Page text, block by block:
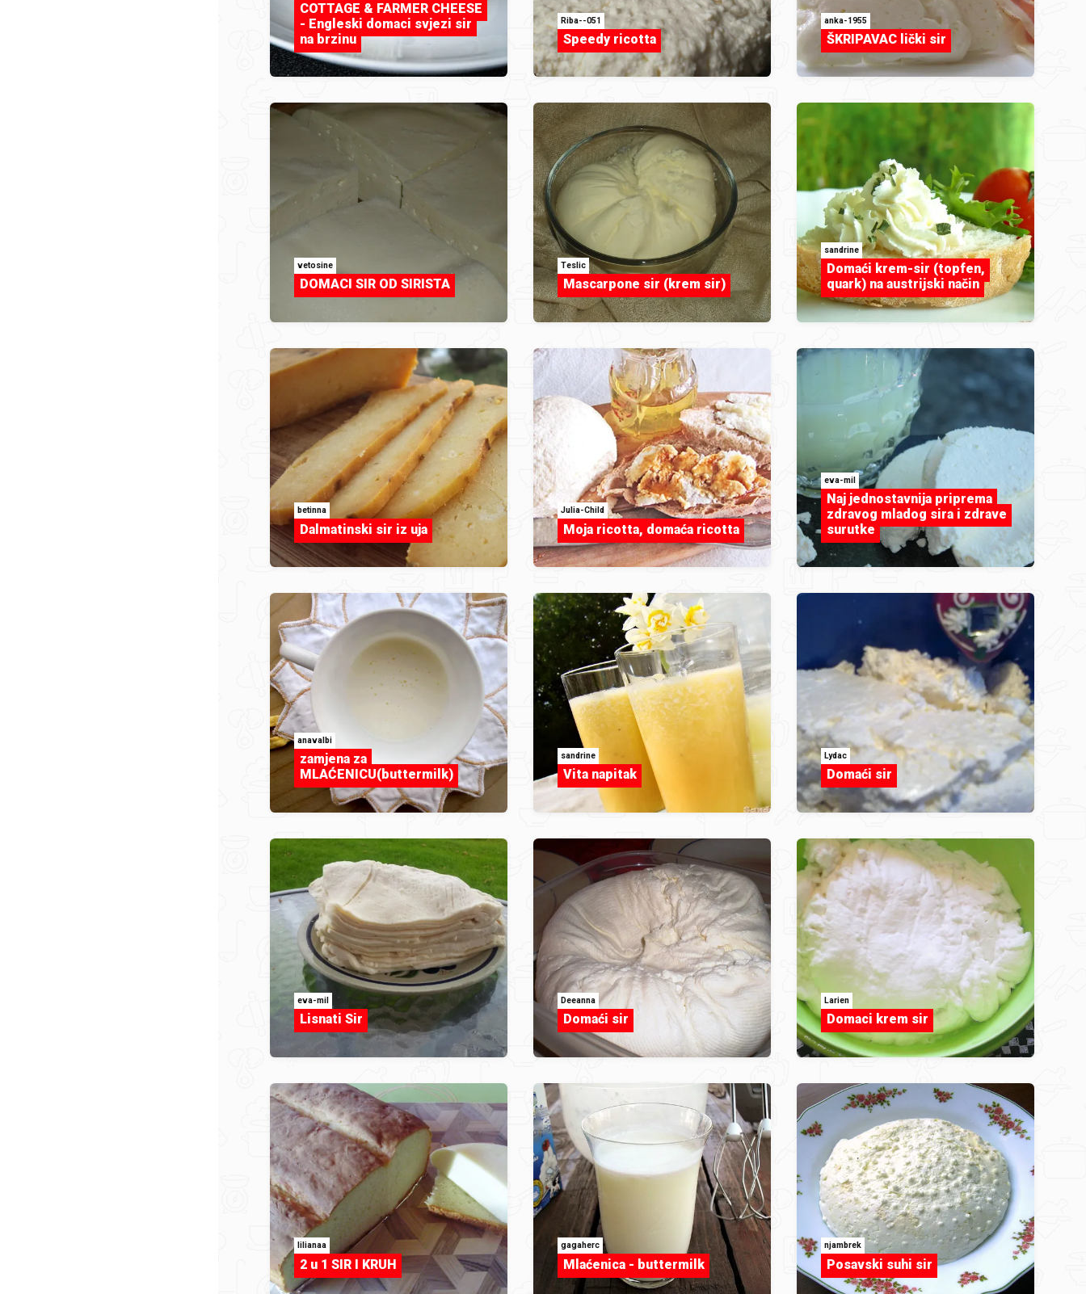
COTTAGE & FARMER CHEESE
- Engleski domaci svjezi sir
na brzinu
Riba--051
Speedy ricotta
anka-1955
ŠKRIPAVAC lički sir
vetosine
DOMACI SIR OD SIRISTA
Teslic
Mascarpone sir (krem sir)
sandrine
Domaći krem-sir (topfen,
quark) na austrijski način
betinna
Dalmatinski sir iz uja
Julia-Child
Moja ricotta, domaća ricotta
eva-mil
Naj jednostavnija priprema
zdravog mladog sira i zdrave
surutke
anavalbi
zamjena za
MLAĆENICU(buttermilk)
sandrine
Vita napitak
Lydac
Domaći sir
eva-mil
Lisnati Sir
Deeanna
Domaći sir
Larien
Domaci krem sir
lilianaa
2 u 1 SIR I KRUH
gagaherc
Mlaćenica - buttermilk
njambrek
Posavski suhi sir